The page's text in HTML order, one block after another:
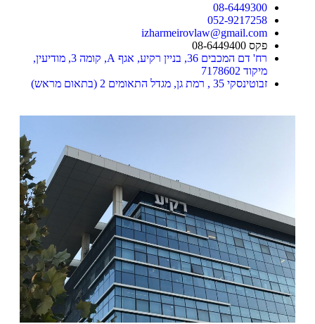
08-6449300
052-9217258
izharmeirovlaw@gmail.com
פקס 08-6449400
רח' דם המכבים 36, בניין רקיע, אגף A, קומה 3, מודיעין,
מיקוד 7178602
זבוטינסקי 35 , רמת גן, מגדל התאומים 2 (בתאום מראש)